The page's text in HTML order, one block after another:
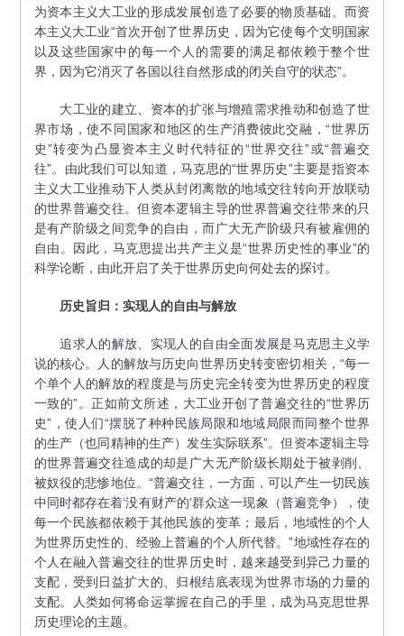
为资本主义大工业的形成发展创造了必要的物质基础。而资
本主义大工业“首次开创了世界历史，因为它使每个文明国家
以及这些国家中的每一个人的需要的满足都依赖于整个世
界，因为它消灭了各国以往自然形成的闭关自守的状态”。
大工业的建立、资本的扩张与增殖需求推动和创造了世
界市场，使不同国家和地区的生产消费彼此交融，“世界历
史”转变为凸显资本主义时代特征的“世界交往”或“普遍交
往”。由此我们可以知道，马克思的“世界历史”主要是指资本
主义大工业推动下人类从封闭离散的地域交往转向开放联动
的世界普遍交往。但资本逻辑主导的世界普遍交往带来的只
是有产阶级之间竞争的自由，而广大无产阶级只有被雇佣的
自由。因此，马克思提出共产主义是“世界历史性的事业”的
科学论断，由此开启了关于世界历史向何处去的探讨。
历史旨归：实现人的自由与解放
追求人的解放、实现人的自由全面发展是马克思主义学
说的核心。人的解放与历史向世界历史转变密切相关，“每一
个单个人的解放的程度是与历史完全转变为世界历史的程度
一致的”。正如前文所述，大工业开创了普遍交往的“世界历
史”，使人们“摆脱了种种民族局限和地域局限而同整个世界
的生产（也同精神的生产）发生实际联系”。但资本逻辑主导
的世界普遍交往造成的却是广大无产阶级长期处于被剥削、
被奴役的悲惨地位。“普遍交往，一方面，可以产生一切民族
中同时都存在着‘没有财产的’群众这一现象（普遍竞争），使
每一个民族都依赖于其他民族的变革；最后，地域性的个人
为世界历史性的、经验上普遍的个人所代替。”地域性存在的
个人在融入普遍交往的世界历史时，越来越受到异己力量的
支配，受到日益扩大的、归根结底表现为世界市场的力量的
支配。人类如何将命运掌握在自己的手里，成为马克思世界
历史理论的主题。